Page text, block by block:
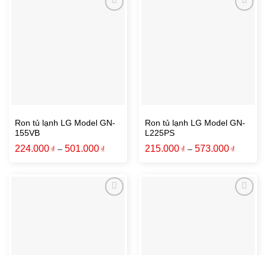
Ron tủ lạnh LG Model GN-
155VB
224.000 ₫ – 501.000 ₫
Ron tủ lạnh LG Model GN-
L225PS
215.000 ₫ – 573.000 ₫